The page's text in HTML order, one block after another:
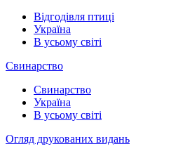
Відгодівля птиці
Україна
В усьому світі
Свинарство
Свинарство
Україна
В усьому світі
Огляд друкованих видань